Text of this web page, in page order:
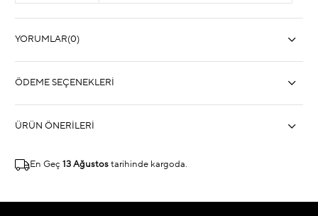
YORUMLAR(0)
ÖDEME SEÇENEKLERI
ÜRÜN ÖNERILERI
En Geç 13 Ağustos tarihinde kargoda.